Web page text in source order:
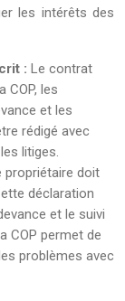
les intérêts des
: Le contrat
COP, les
et les
rédigé avec
litiges.
propriétaire doit
déclaration
et le suivi
COP permet de
problèmes avec